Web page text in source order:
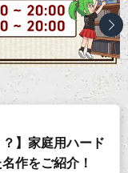
】家庭用ハード
作をご紹介！